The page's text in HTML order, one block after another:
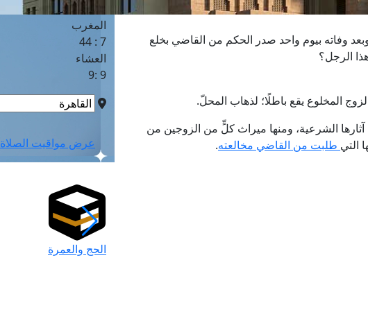
وفاته بيوم واحد صدر الحكم من القاضي بخلع
الرجل؟
المخلوع يقع باطلًا؛ لذهاب المحلّ.
الشرعية، ومنها ميراث كلٍّ من الزوجين من
التي طلبت من القاضي مخالعته.
4:38
المغرب
7 : 44
العشاء
9 :9
عرض مواقيت الصلاة
الحج والعمرة